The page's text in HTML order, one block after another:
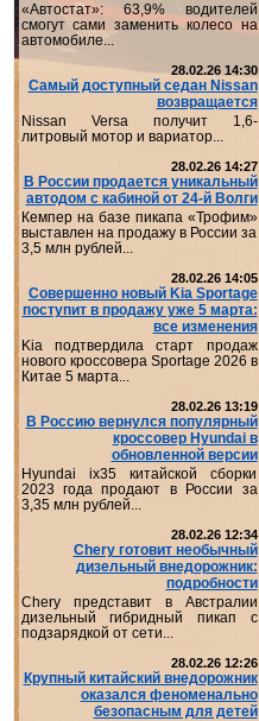
«Автостат»: 63,9% водителей
смогут сами заменить колесо на
автомобиле...
28.02.26 14:30
Самый доступный седан Nissan
возвращается
Nissan Versa получит 1,6-
литровый мотор и вариатор...
28.02.26 14:27
В России продается уникальный
автодом с кабиной от 24-й Волги
Кемпер на базе пикапа «Трофим»
выставлен на продажу в России за
3,5 млн рублей...
28.02.26 14:05
Совершенно новый Kia Sportage
поступит в продажу уже 5 марта:
все изменения
Kia подтвердила старт продаж
нового кроссовера Sportage 2026 в
Китае 5 марта...
28.02.26 13:19
В Россию вернулся популярный
кроссовер Hyundai в
обновленной версии
Hyundai ix35 китайской сборки
2023 года продают в России за
3,35 млн рублей...
28.02.26 12:34
Chery готовит необычный
дизельный внедорожник:
подробности
Chery представит в Австралии
дизельный гибридный пикап с
подзарядкой от сети...
28.02.26 12:26
Крупный китайский внедорожник
оказался феноменально
безопасным для детей